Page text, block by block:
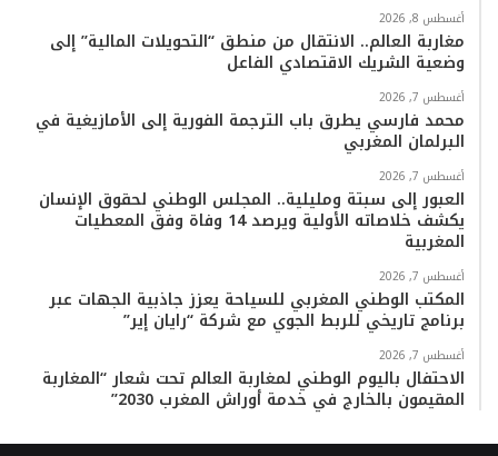
أغسطس 8, 2026
مغاربة العالم.. الانتقال من منطق “التحويلات المالية” إلى
وضعية الشريك الاقتصادي الفاعل
أغسطس 7, 2026
محمد فارسي يطرق باب الترجمة الفورية إلى الأمازيغية في
البرلمان المغربي
أغسطس 7, 2026
العبور إلى سبتة ومليلية.. المجلس الوطني لحقوق الإنسان
يكشف خلاصاته الأولية ويرصد 14 وفاة وفق المعطيات
المغربية
أغسطس 7, 2026
المكتب الوطني المغربي للسياحة يعزز جاذبية الجهات عبر
برنامج تاريخي للربط الجوي مع شركة “رايان إير”
أغسطس 7, 2026
الاحتفال باليوم الوطني لمغاربة العالم تحت شعار “المغاربة
المقيمون بالخارج في خدمة أوراش المغرب 2030”